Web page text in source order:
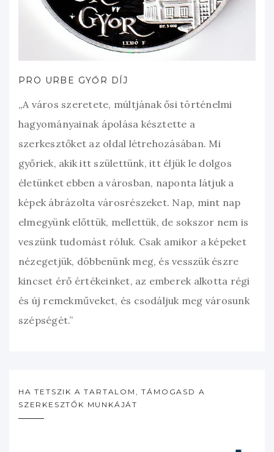
PRO URBE GYŐR DÍJ
„A város szeretete, múltjának ősi történelmi
hagyományainak ápolása késztette a
szerkesztőket az oldal létrehozásában. Mi
győriek, akik itt születtünk, itt éljük le dolgos
életünket ebben a városban, naponta látjuk a
képek ábrázolta városrészeket. Nap, mint nap
elmegyünk előttük, mellettük, de sokszor nem is
veszünk tudomást róluk. Csak amikor a képeket
nézegetjük, döbbenünk meg, és vesszük észre
kincset érő értékeinket, az emberek alkotta régi
és új remekműveket, és csodáljuk meg városunk
szépségét.”
HA TETSZIK A TARTALOM, TÁMOGASD A
SZERKESZTŐK MUNKÁJÁT